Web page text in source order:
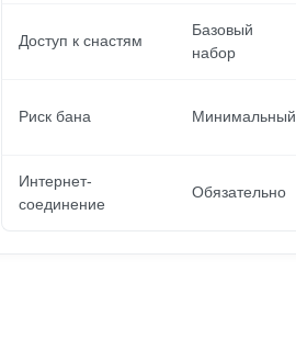
Доступ к снастям
Базовый
набор
Риск бана Минимальный
Интернет-
соединение
Обязательно